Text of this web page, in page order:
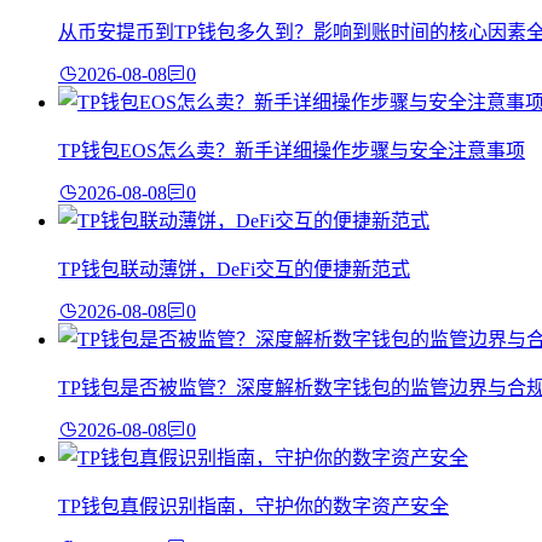
从币安提币到TP钱包多久到？影响到账时间的核心因素
2026-08-08 0
TP钱包EOS怎么卖？新手详细操作步骤与安全注意事项
2026-08-08 0
TP钱包联动薄饼，DeFi交互的便捷新范式
2026-08-08 0
TP钱包是否被监管？深度解析数字钱包的监管边界与合
2026-08-08 0
TP钱包真假识别指南，守护你的数字资产安全